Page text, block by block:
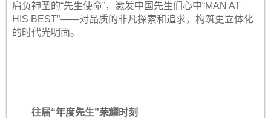
肩负神圣的“先生使命”，激发中国先生们心中“MAN AT
HIS BEST”——对品质的非凡探索和追求，构筑更立体化
的时代光明面。
往届“年度先生”荣耀时刻